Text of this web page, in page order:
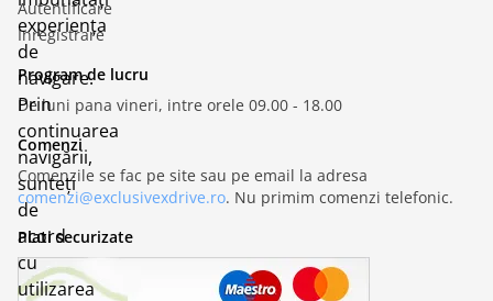
Autentificare
Inregistrare
Program de lucru
De luni pana vineri, intre orele 09.00 - 18.00
Comenzi
Comenzile se fac pe site sau pe email la adresa
comenzi@exclusivexdrive.ro. Nu primim comenzi telefonic.
Plati securizate
experiența
de
navigare.
Prin
continuarea
navigării,
sunteți
de
acord
cu
utilizarea